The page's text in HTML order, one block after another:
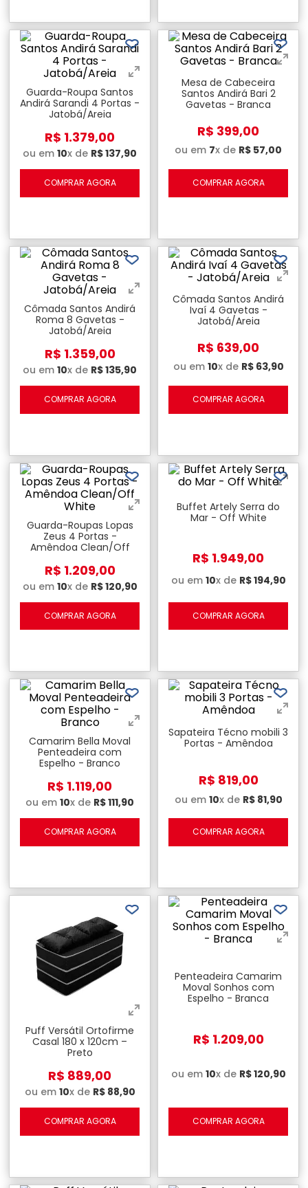
Guarda-Roupa Santos
Andirá Sarandi 4 Portas -
Jatobá/Areia
R$ 1.379,00
ou em 10x de R$137,90
COMPRAR AGORA
Mesa de Cabeceira
Santos Andirá Bari 2
Gavetas - Branca
R$ 399,00
ou em 7x de R$ 57,00
COMPRAR AGORA
Cômada Santos Andirá
Roma 8 Gavetas -
Jatobá/Areia
R$ 1.359,00
ou em 10x de R$135,90
COMPRAR AGORA
Cômada Santos Andirá
Ivaí 4 Gavetas -
Jatobá/Areia
R$ 639,00
ou em 10x de R$ 63,90
COMPRAR AGORA
Guarda-Roupas Lopas
Zeus 4 Portas -
Amêndoa Clean/Off
R$ 1.209,00
ou em 10x de R$120,90
COMPRAR AGORA
Buffet Artely Serra do
Mar - Off White
R$ 1.949,00
ou em 10x de R$194,90
COMPRAR AGORA
Camarim Bella Moval
Penteadeira com
Espelho - Branco
R$ 1.119,00
ou em 10x de R$111,90
COMPRAR AGORA
Sapateira Técno mobili 3
Portas - Amêndoa
R$ 819,00
ou em 10x de R$ 81,90
COMPRAR AGORA
Puff Versátil Ortofirme
Casal 180 x 120cm –
Preto
R$ 889,00
ou em 10x de R$ 88,90
COMPRAR AGORA
Penteadeira Camarim
Moval Sonhos com
Espelho - Branca
R$ 1.209,00
ou em 10x de R$120,90
COMPRAR AGORA